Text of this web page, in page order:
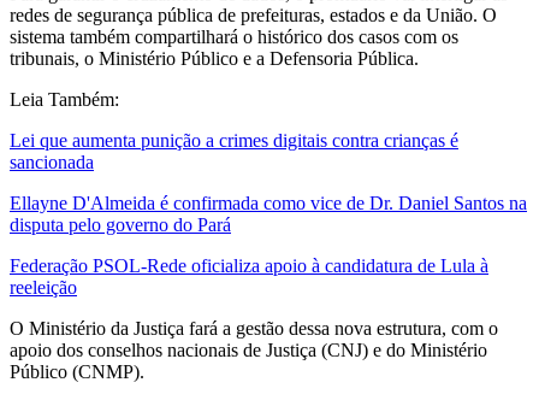
redes de segurança pública de prefeituras, estados e da União. O
sistema também compartilhará o histórico dos casos com os
tribunais, o Ministério Público e a Defensoria Pública.
Leia Também:
Lei que aumenta punição a crimes digitais contra crianças é
sancionada
Ellayne D'Almeida é confirmada como vice de Dr. Daniel Santos na
disputa pelo governo do Pará
Federação PSOL-Rede oficializa apoio à candidatura de Lula à
reeleição
O Ministério da Justiça fará a gestão dessa nova estrutura, com o
apoio dos conselhos nacionais de Justiça (CNJ) e do Ministério
Público (CNMP).